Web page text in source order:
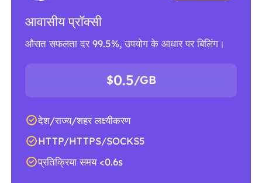
आवासीय प्रॉक्सी
औसत सफलता दर 99.5%, उपयोग के आधार पर बिलिंग।
$0.5/GB
देश/राज्य/शहर लक्ष्यीकरण
HTTP/HTTPS/SOCKS5
प्रतिक्रिया समय <0.6s